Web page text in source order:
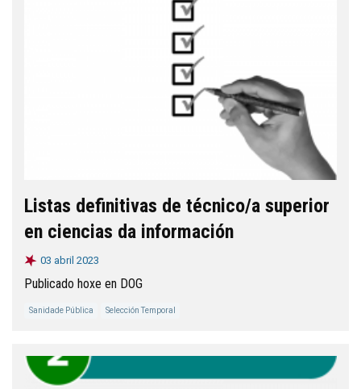
Listas definitivas de técnico/a superior
en ciencias da información
03 abril 2023
Publicado hoxe en DOG
Sanidade Pública Selección Temporal